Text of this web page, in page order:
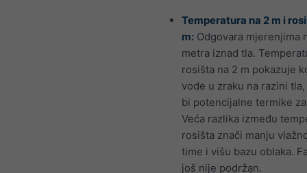
Temperatura na 2 m i
m: Odgovara mjerenjima
metra iznad tla.
rosišta na 2 m pokazuje
vode u zraku na razini
bi potencijalne termike
Veća razlika između
rosišta znači manju
time i višu bazu oblaka.
još nije podržan.